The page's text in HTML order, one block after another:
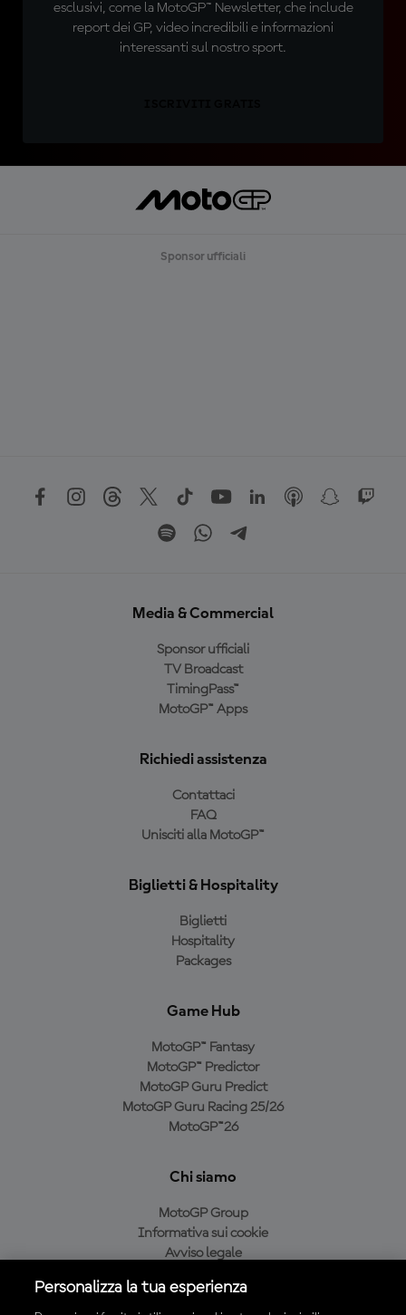
esclusivi, come la MotoGP™ Newsletter, che include
report dei GP, video incredibili e informazioni
interessanti sul nostro sport.
Sponsor ufficiali
Media & Commercial
Sponsor ufficiali
TV Broadcast
TimingPass™
MotoGP™ Apps
Richiedi assistenza
Contattaci
FAQ
Unisciti alla MotoGP™
Biglietti & Hospitality
Biglietti
Hospitality
Packages
Game Hub
MotoGP™ Fantasy
MotoGP™ Predictor
MotoGP Guru Predict
MotoGP Guru Racing 25/26
MotoGP™26
Chi siamo
MotoGP Group
Informativa sui cookie
Avviso legale
Condizioni di acquisto
Personalizza la tua esperienza